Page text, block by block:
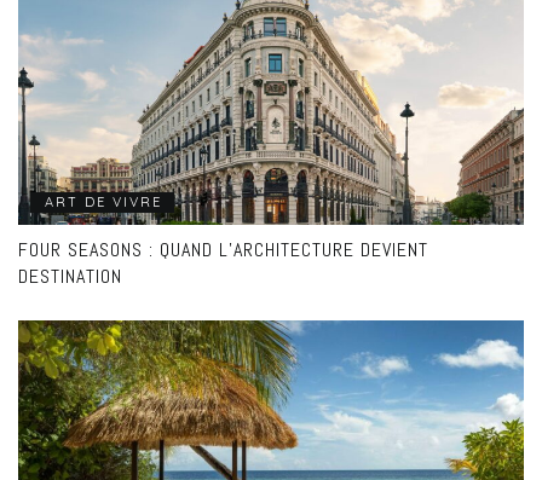
ART DE VIVRE
FOUR SEASONS : QUAND L’ARCHITECTURE DEVIENT
DESTINATION